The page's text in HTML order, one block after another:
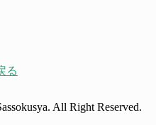
る
All Right Reserved.